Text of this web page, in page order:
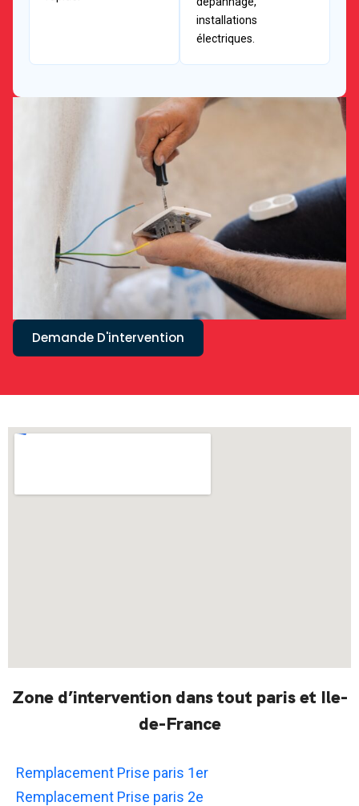
installations
électriques.
Demande D'intervention
Zone d’intervention dans tout paris et Ile-
de-France
Remplacement Prise paris 1er
Remplacement Prise paris 2e